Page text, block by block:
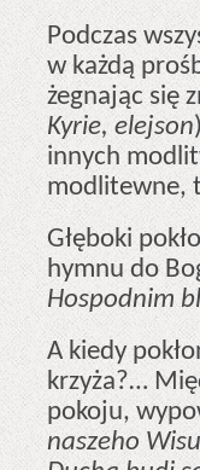
Podczas
w każdą
żegnając się
Kyrie, elejson
innych
modlitewne,
Głęboki
hymnu do
Hospodnim
A kiedy
krzyża?…
pokoju,
naszeho